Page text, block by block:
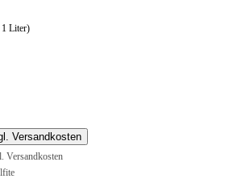
1 Liter)
Versandkosten
Versandkosten